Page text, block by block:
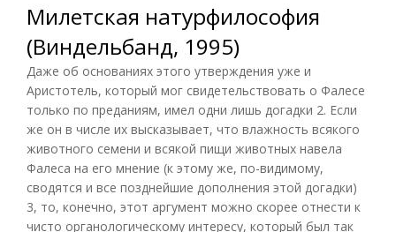
Милетская натурфилософия
(Виндельбанд, 1995)
Даже об основаниях этого утверждения уже и
Аристотель, который мог свидетельствовать о Фалесе
только по преданиям, имел одни лишь догадки 2. Если
же он в числе их высказывает, что влажность всякого
животного семени и всякой пищи животных навела
Фалеса на его мнение (к этому же, по-видимому,
сводятся и все позднейшие дополнения этой догадки)
3, то, конечно, этот аргумент можно скорее отнести к
чисто органологическому интересу, который был так